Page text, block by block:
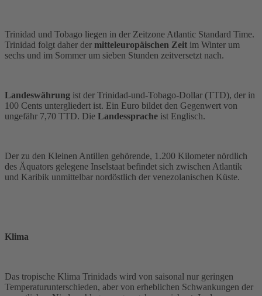
Trinidad und Tobago liegen in der Zeitzone Atlantic Standard Time.
Trinidad folgt daher der mitteleuropäischen Zeit im Winter um
sechs und im Sommer um sieben Stunden zeitversetzt nach.
Landeswährung ist der Trinidad-und-Tobago-Dollar (TTD), der in
100 Cents untergliedert ist. Ein Euro bildet den Gegenwert von
ungefähr 7,70 TTD. Die Landessprache ist Englisch.
Der zu den Kleinen Antillen gehörende, 1.200 Kilometer nördlich
des Äquators gelegene Inselstaat befindet sich zwischen Atlantik
und Karibik unmittelbar nordöstlich der venezolanischen Küste.
Klima
Das tropische Klima Trinidads wird von saisonal nur geringen
Temperaturunterschieden, aber von erheblichen Schwankungen der